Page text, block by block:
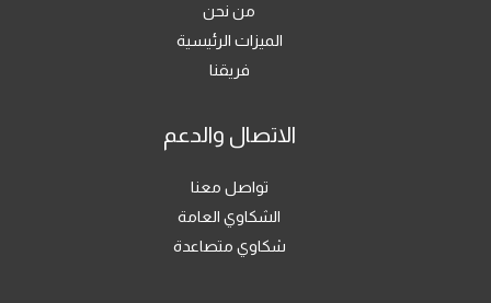
من نحن
الميزات الرئيسية
فريقنا
الاتصال والدعم
تواصل معنا
الشكاوي العامة
شكاوي متصاعدة